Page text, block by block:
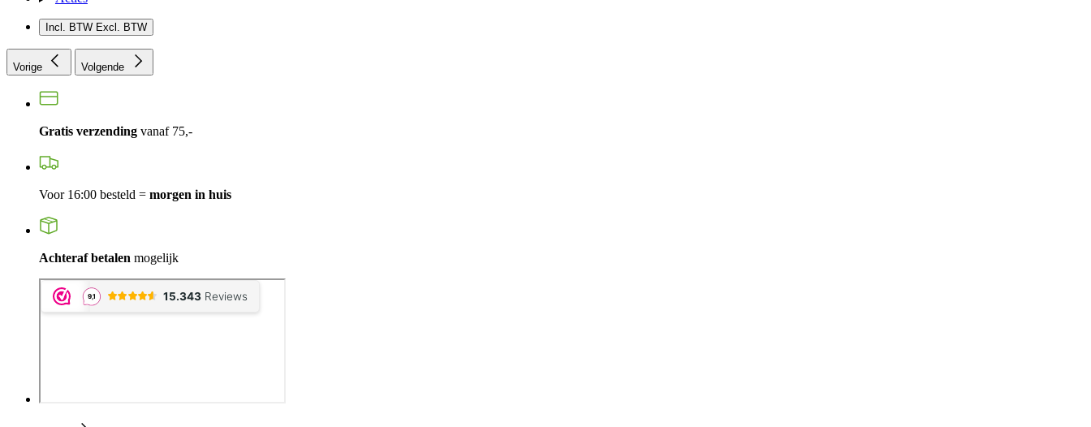
Incl. BTW Excl. BTW
Vorige Volgende
Gratis verzending vanaf 75,-
Voor 16:00 besteld = morgen in huis
Achteraf betalen mogelijk